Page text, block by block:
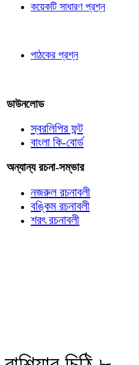
কয়েকটি সাধারণ প্রশ্ন
পাঠকের প্রশ্ন
ডাউনলোড
স্বরলিপির ফন্ট
বাংলা কি-বোর্ড
অন্যান্য রচনা-সম্ভার
নজরুল রচনাবলী
বঙ্কিম রচনাবলী
শরৎ রচনাবলী